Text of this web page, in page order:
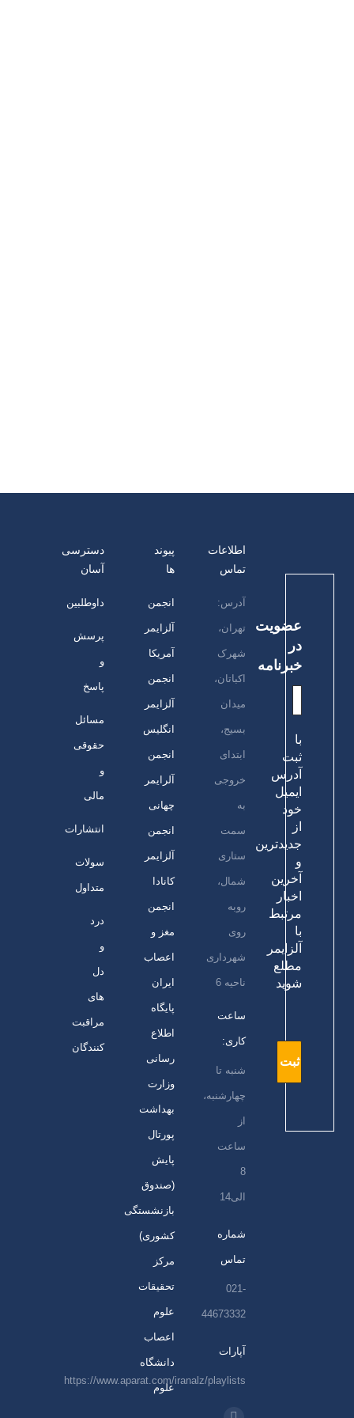
عضویت
در
خبرنامه
با
ثبت
آدرس
ایمیل
خود
از
جدیدترین
و
آخرین
اخبار
مرتبط
با
آلزایمر
مطلع
شوید
اطلاعات
تماس
آدرس:
تهران،
شهرک
اکباتان،
میدان
بسیج،
ابتدای
خروجی
به
سمت
ستاری
شمال،
روبه
روی
شهرداری
ناحیه 6
ساعت
کاری:
شنبه تا
چهارشنبه،
از
ساعت
8
الی14
شماره
تماس
021-
44673332
آپارات
https://www.aparat.com/iranalz/playlists
پیوند
ها
انجمن
آلزایمر
آمریکا
انجمن
آلزایمر
انگلیس
انجمن
آلرایمر
چهانی
انجمن
آلزایمر
کانادا
انجمن
مغز و
اعصاب
ایران
پایگاه
اطلاع
رسانی
وزارت
بهداشت
پورتال
پایش
(صندوق
بازنشستگی
کشوری)
مرکز
تحقیقات
علوم
اعصاب
دانشگاه
علوم
دسترسی
آسان
داوطلبین
پرسش
و
پاسخ
مسائل
حقوقی
و
مالی
انتشارات
سولات
متداول
درد
و
دل
های
مراقبت
کنندگان